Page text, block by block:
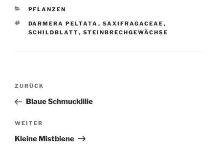
KATEGORIEN
PFLANZEN
SCHLAGWÖRTER
DARMERA PELTATA , SAXIFRAGACEAE ,
SCHILDBLATT, STEINBRECHGEWÄCHSE
Beitragsnavigation
Vorheriger
Beitrag
ZURÜCK
Blaue Schmucklilie
Nächster
Beitrag
WEITER
Kleine Mistbiene